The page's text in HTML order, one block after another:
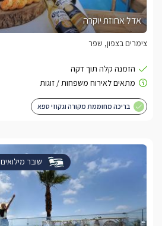
אדל אחוזת יוקרה
צימרים בצפון, שפר
בריכה מחוממת מקורה וגקוזי ספא
שובר מילואים